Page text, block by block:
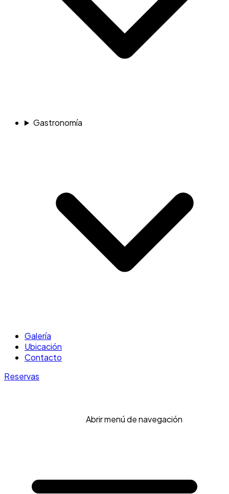
Gastronomía
Galería
Ubicación
Contacto
Reservas
Abrir menú de navegación